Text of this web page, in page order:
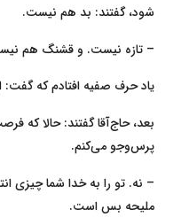
شود، گفتند: بد هم نیست.
– تازه نیست. و قشنگ هم
یاد حرف صفیه افتادم که گفت:
بعد، حاج‌آقا گفتند: حالا که
پرس‌وجو می‌کنم.
– نه. تو را به خدا شما چیزی
ملیحه بس است.